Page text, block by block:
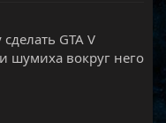
GTA V
шумиха вокруг него